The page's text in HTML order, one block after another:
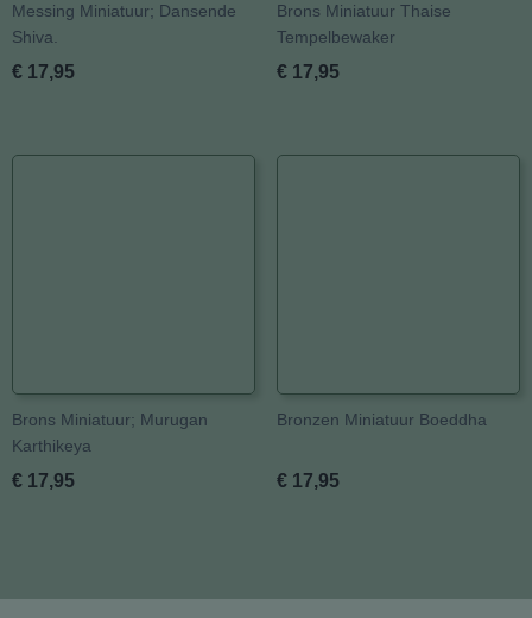
Messing Miniatuur; Dansende
Shiva.
€ 17,95
Brons Miniatuur Thaise
Tempelbewaker
€ 17,95
Brons Miniatuur; Murugan
Karthikeya
€ 17,95
Bronzen Miniatuur Boeddha
€ 17,95